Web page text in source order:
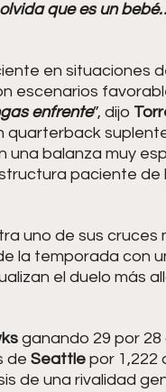
olvida que es un
en situaciones
escenarios
enfrente”, dijo
una balanza muy
paciente de
uno de sus cruces
la temporada con
el duelo más
ganando 29 por 28
de Seattle por 1,222
de una rivalidad